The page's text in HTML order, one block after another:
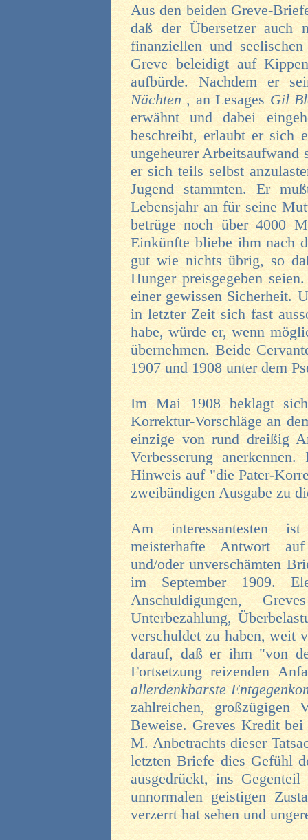
Aus den beiden Greve-
daß der Übersetzer auch
finanziellen und
Greve beleidigt auf
aufbürde. Nachdem er
Nächten , an Lesages Gil
erwähnt und dabei
beschreibt, erlaubt er sich
ungeheurer
er sich teils selbst
Jugend stammten. Er
Lebensjahr an für seine
betrüge noch über 4000
Einkünfte bliebe ihm nach
gut wie nichts übrig, so
Hunger preisgegeben
einer gewissen Sicherheit.
in letzter Zeit sich fast
habe, würde er, wenn
übernehmen. Beide
1907 und 1908 unter dem
Im Mai 1908 beklagt
Korrektur-Vorschläge an
einzige von rund dreißig
Verbesserung
Hinweis auf "die Pater-
zweibändigen Ausgabe zu
Am interessantesten
meisterhafte Antwort
und/oder unverschämten
im September 1909.
Anschuldigungen,
Unterbezahlung,
verschuldet zu haben, weit
darauf, daß er ihm "von
Fortsetzung reizenden
allerdenkbarste
zahlreichen, großzügigen
Beweise. Greves Kredit
M. Anbetrachts dieser
letzten Briefe dies Gefühl
ausgedrückt, ins
unnormalen geistigen
verzerrt hat sehen und